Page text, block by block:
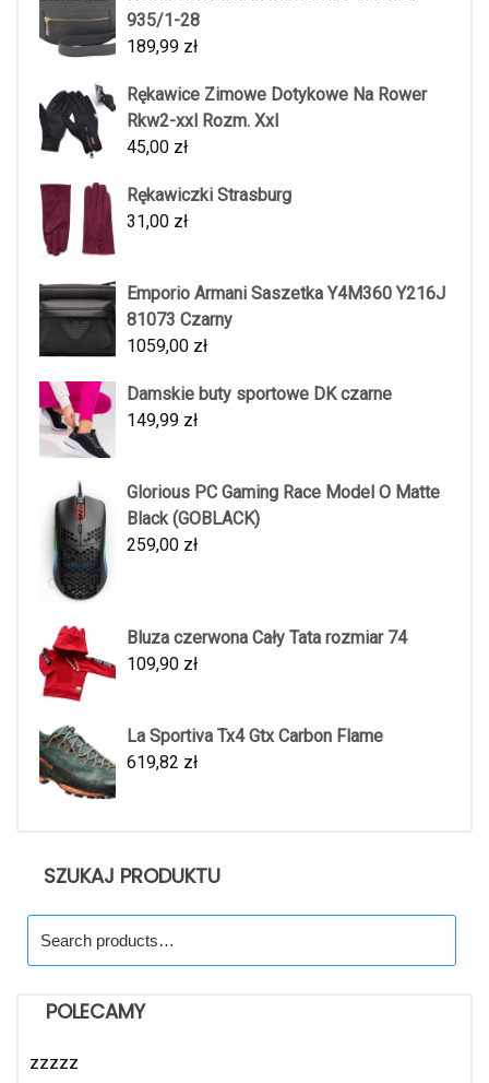
935/1-28
189,99 zł
Rękawice Zimowe Dotykowe Na Rower
Rkw2-xxl Rozm. Xxl
45,00 zł
Rękawiczki Strasburg
31,00 zł
Emporio Armani Saszetka Y4M360 Y216J
81073 Czarny
1059,00 zł
Damskie buty sportowe DK czarne
149,99 zł
Glorious PC Gaming Race Model O Matte
Black (GOBLACK)
259,00 zł
Bluza czerwona Cały Tata rozmiar 74
109,90 zł
La Sportiva Tx4 Gtx Carbon Flame
619,82 zł
SZUKAJ PRODUKTU
for:
POLECAMY
zzzzz